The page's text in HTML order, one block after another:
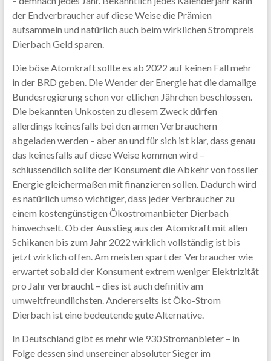
der Endverbraucher auf diese Weise die Prämien
aufsammeln und natürlich auch beim wirklichen Strompreis
Dierbach Geld sparen.
Die böse Atomkraft sollte es ab 2022 auf keinen Fall mehr
in der BRD geben. Die Wender der Energie hat die damalige
Bundesregierung schon vor etlichen Jährchen beschlossen.
Die bekannten Unkosten zu diesem Zweck dürfen
allerdings keinesfalls bei den armen Verbrauchern
abgeladen werden – aber an und für sich ist klar, dass genau
das keinesfalls auf diese Weise kommen wird –
schlussendlich sollte der Konsument die Abkehr von fossiler
Energie gleichermaßen mit finanzieren sollen. Dadurch wird
es natürlich umso wichtiger, dass jeder Verbraucher zu
einem kostengünstigen Ökostromanbieter Dierbach
hinwechselt. Ob der Ausstieg aus der Atomkraft mit allen
Schikanen bis zum Jahr 2022 wirklich vollständig ist bis
jetzt wirklich offen. Am meisten spart der Verbraucher wie
erwartet sobald der Konsument extrem weniger Elektrizität
pro Jahr verbraucht – dies ist auch definitiv am
umweltfreundlichsten. Andererseits ist Öko-Strom
Dierbach ist eine bedeutende gute Alternative.
In Deutschland gibt es mehr wie 930 Stromanbieter – in
Folge dessen sind unsereiner absoluter Sieger im